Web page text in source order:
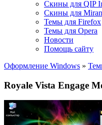
Скины для QIP
Скины для
Темы для Firefox
Темы для Opera
Новости
Помощь сайту
Оформление Windows »
Royale Vista Engage